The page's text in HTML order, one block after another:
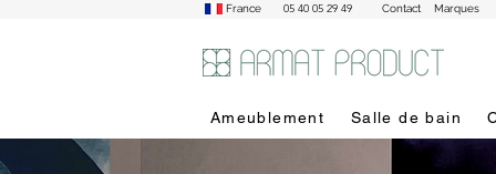
France 05 40 05 29 49 Contact Marques
Ameublement Salle de bain